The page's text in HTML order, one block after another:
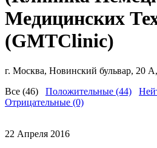
Медицинских
(GMTClinic)
г. Москва, Новинский бульвар, 20
Все (46) Положительные (44)
Отрицательные (0)
22 Апреля 2016